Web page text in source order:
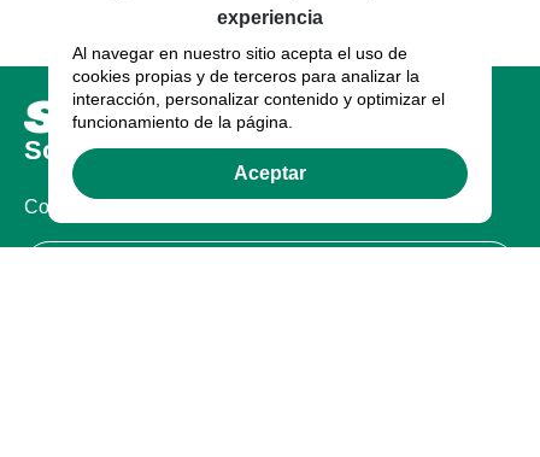
Sobre nosotros
Compañia
experiencia
Al navegar en nuestro sitio acepta el uso de
cookies propias y de terceros para analizar la
interacción, personalizar contenido y optimizar el
funcionamiento de la página.
Aceptar